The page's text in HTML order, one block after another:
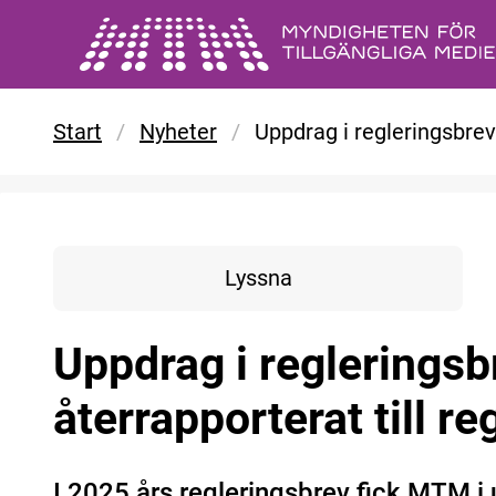
Gå till huvudinnehåll
Start / Nyheter / Uppdrag i
Lyssna
Uppdrag i
återrapporterat till